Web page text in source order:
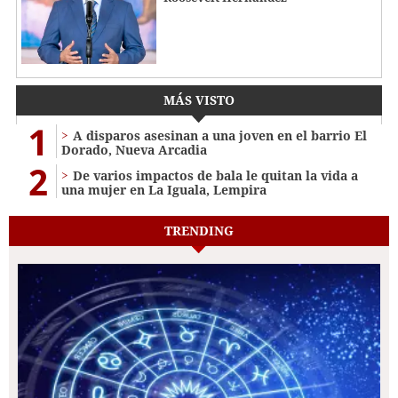
MÁS VISTO
1
A disparos asesinan a una joven en el barrio El
Dorado, Nueva Arcadia
2
De varios impactos de bala le quitan la vida a
una mujer en La Iguala, Lempira
TRENDING